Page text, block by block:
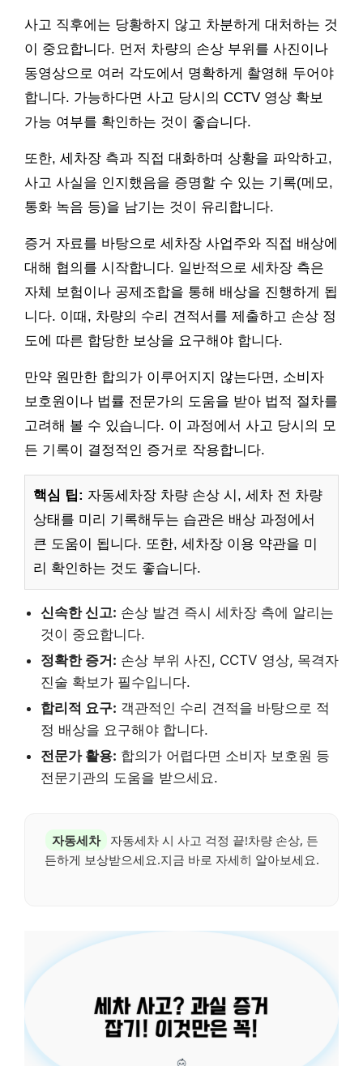
사고 직후에는 당황하지 않고 차분하게 대처하는 것
이 중요합니다. 먼저 차량의 손상 부위를 사진이나
동영상으로 여러 각도에서 명확하게 촬영해 두어야
합니다. 가능하다면 사고 당시의 CCTV 영상 확보
가능 여부를 확인하는 것이 좋습니다.
또한, 세차장 측과 직접 대화하며 상황을 파악하고,
사고 사실을 인지했음을 증명할 수 있는 기록(메모,
통화 녹음 등)을 남기는 것이 유리합니다.
증거 자료를 바탕으로 세차장 사업주와 직접 배상에
대해 협의를 시작합니다. 일반적으로 세차장 측은
자체 보험이나 공제조합을 통해 배상을 진행하게 됩
니다. 이때, 차량의 수리 견적서를 제출하고 손상 정
도에 따른 합당한 보상을 요구해야 합니다.
만약 원만한 합의가 이루어지지 않는다면, 소비자
보호원이나 법률 전문가의 도움을 받아 법적 절차를
고려해 볼 수 있습니다. 이 과정에서 사고 당시의 모
든 기록이 결정적인 증거로 작용합니다.
핵심 팁: 자동세차장 차량 손상 시, 세차 전 차량
상태를 미리 기록해두는 습관은 배상 과정에서
큰 도움이 됩니다. 또한, 세차장 이용 약관을 미
리 확인하는 것도 좋습니다.
신속한 신고: 손상 발견 즉시 세차장 측에 알리는
것이 중요합니다.
정확한 증거: 손상 부위 사진, CCTV 영상, 목격자
진술 확보가 필수입니다.
합리적 요구: 객관적인 수리 견적을 바탕으로 적
정 배상을 요구해야 합니다.
전문가 활용: 합의가 어렵다면 소비자 보호원 등
전문기관의 도움을 받으세요.
자동세차
자동세차 시 사고 걱정 끝!차량 손상, 든
든하게 보상받으세요.지금 바로 자세히 알아보세요.